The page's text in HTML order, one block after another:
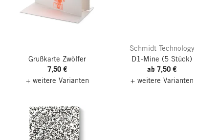
Grußkarte Zwölfer
7,50 €
+ weitere Varianten
Schmidt Technology
D1-Mine (5 Stück)
ab 7,50 €
+ weitere Varianten